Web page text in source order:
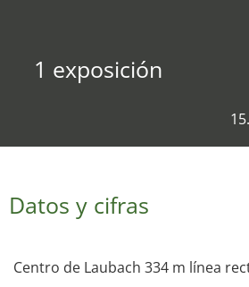
1 exposición
Datos y cifras
Centro de Laubach 334 m línea